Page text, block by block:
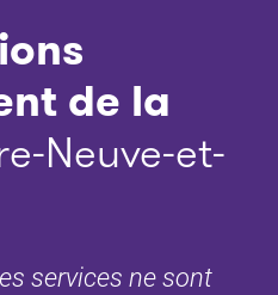
de la
Neuve-et-
services ne sont